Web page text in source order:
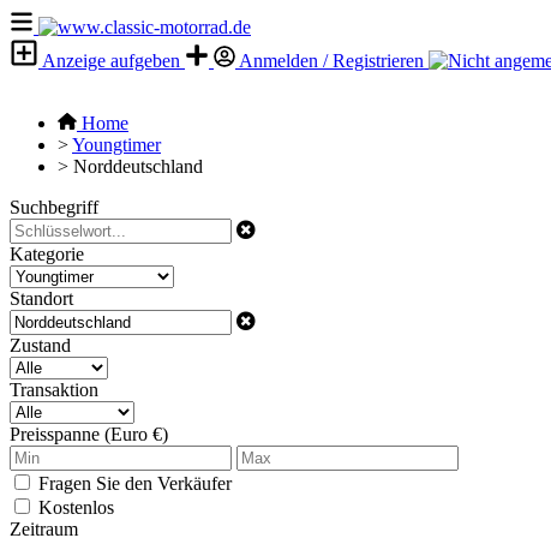
Anzeige aufgeben Anmelden / Registrieren
Home
>Youngtimer
> Norddeutschland
Suchbegriff
Kategorie
Standort
Zustand
Transaktion
Preisspanne (Euro €)
Fragen Sie den Verkäufer
Kostenlos
Zeitraum